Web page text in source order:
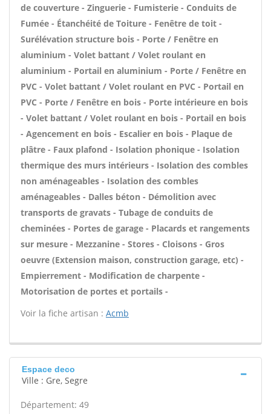
de couverture - Zinguerie - Fumisterie - Conduits de
Fumée - Étanchéité de Toiture - Fenêtre de toit -
Surélévation structure bois - Porte / Fenêtre en
aluminium - Volet battant / Volet roulant en
aluminium - Portail en aluminium - Porte / Fenêtre en
PVC - Volet battant / Volet roulant en PVC - Portail en
PVC - Porte / Fenêtre en bois - Porte intérieure en bois
- Volet battant / Volet roulant en bois - Portail en bois
- Agencement en bois - Escalier en bois - Plaque de
plâtre - Faux plafond - Isolation phonique - Isolation
thermique des murs intérieurs - Isolation des combles
non aménageables - Isolation des combles
aménageables - Dalles béton - Démolition avec
transports de gravats - Tubage de conduits de
cheminées - Portes de garage - Placards et rangements
sur mesure - Mezzanine - Stores - Cloisons - Gros
oeuvre (Extension maison, construction garage, etc) -
Empierrement - Modification de charpente -
Motorisation de portes et portails -
Voir la fiche artisan : Acmb
Espace deco
Ville : Gre, Segre
Département: 49